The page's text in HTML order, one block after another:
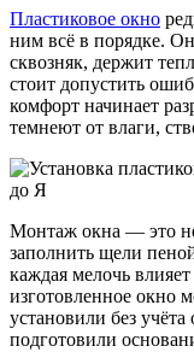
Пластиковое окно
ним всё в порядке.
сквозняк, держит
стоит допустить
комфорт начинает
темнеют от влаги,
Монтаж окна — это
заполнить щели
каждая мелочь
изготовленное окно
установили без
подготовили